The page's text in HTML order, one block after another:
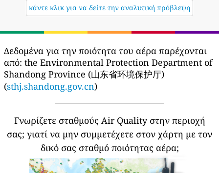
κάντε κλικ για να δείτε την αναλυτική πρόβλεψη
Δεδομένα για την ποιότητα του αέρα παρέχονται
από: the Environmental Protection Department of
Shandong Province (山东省环境保护厅)
(sthj.shandong.gov.cn)
Γνωρίζετε σταθμούς Air Quality στην περιοχή
σας; γιατί να μην συμμετέχετε στον χάρτη με τον
δικό σας σταθμό ποιότητας αέρα;